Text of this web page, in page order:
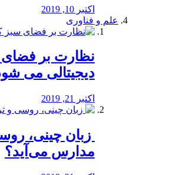
اکتبر 10, 2019
علم و فناوری
نظارت بر
دیجیتالی می
اکتبر 21, 2019
زبان چینی،
مدارس می‌آید؟